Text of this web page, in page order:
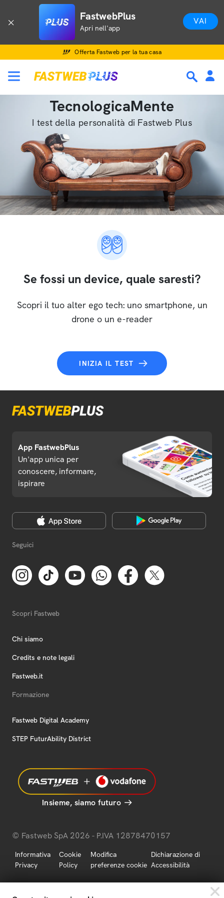
FastwebPlus
Apri nell'app
VAI
Offerta Fastweb per la tua casa
TecnologicaMente
I test della personalità di Fastweb Plus
Se fossi un device, quale saresti?
Scopri il tuo alter ego tech: uno smartphone, un
drone o un e-reader
INIZIA IL TEST
App FastwebPlus
Un'app unica per
conoscere, informare,
ispirare
Seguici
Scopri Fastweb
Chi siamo
Credits e note legali
Fastweb.it
Formazione
Fastweb Digital Academy
STEP FuturAbility District
Insieme, siamo futuro
© Fastweb SpA 2026 - P.IVA 12878470157
Informativa
Privacy
Cookie
Policy
Modifica
preferenze cookie
Dichiarazione di
Accessibilità